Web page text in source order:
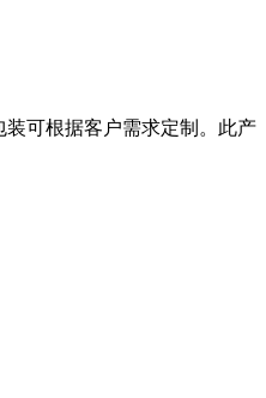
装可根据客户需求定制。此产